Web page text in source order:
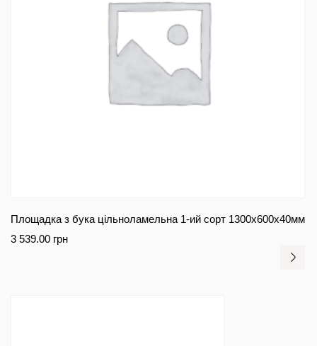
Площадка з бука цільноламельна 1-ий сорт 1300х600х40мм
3 539.00 грн